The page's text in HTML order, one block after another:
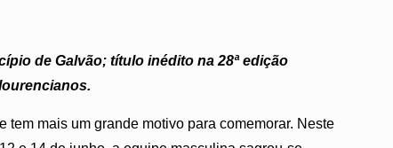
de Galvão; título inédito na 28ª edição
tem mais um grande motivo para comemorar. Neste